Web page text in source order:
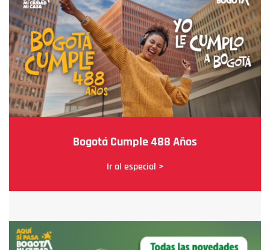
Bogotá Cumple 488 Años
Ir al especial >